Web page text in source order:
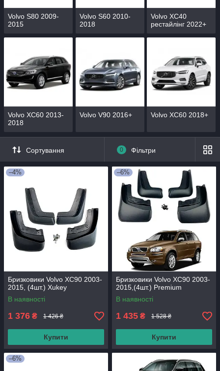
Volvo S80 2009-
2015
Volvo S60 2010-
2018
Volvo XC40
рестайлінг 2022+
Volvo XC60 2013-
2018
Volvo V90 2016+ Volvo XC60 2018+
Сортування 0 Фільтри
–4%
Бризковики Volvo XC90 2003-
2015, (4шт.) Xukey
В наявності
1 376 ₴ 1 426 ₴
Купити
–6%
Бризковики Volvo XC90 2003-
2015,(4шт.) Premium
В наявності
1 435 ₴ 1 528 ₴
Купити
–6%